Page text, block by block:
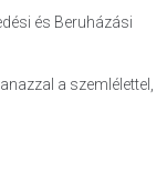
és Beruházási
a szemlélettel,